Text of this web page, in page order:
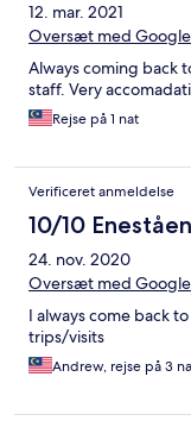
12. mar. 2021
Oversæt med Google
Always coming back
staff. Very
Rejse på 1 nat
Verificeret anmeldelse
10/10
24. nov. 2020
Oversæt med Google
I always come back
trips/visits
Andrew, rejse på 3